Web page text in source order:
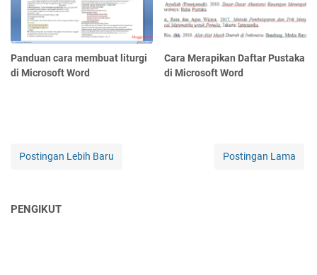
Panduan cara membuat liturgi
di Microsoft Word
Cara Merapikan Daftar Pustaka
di Microsoft Word
Postingan Lebih Baru Postingan Lama
PENGIKUT